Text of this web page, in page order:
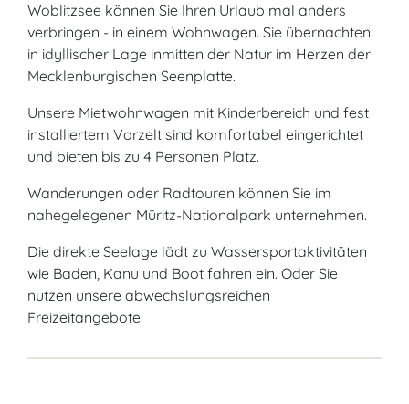
Woblitzsee können Sie Ihren Urlaub mal anders
verbringen - in einem Wohnwagen. Sie übernachten
in idyllischer Lage inmitten der Natur im Herzen der
Mecklenburgischen Seenplatte.
Unsere Mietwohnwagen mit Kinderbereich und fest
installiertem Vorzelt sind komfortabel eingerichtet
und bieten bis zu 4 Personen Platz.
Wanderungen oder Radtouren können Sie im
nahegelegenen Müritz-Nationalpark unternehmen.
Die direkte Seelage lädt zu Wassersportaktivitäten
wie Baden, Kanu und Boot fahren ein. Oder Sie
nutzen unsere abwechslungsreichen
Freizeitangebote.